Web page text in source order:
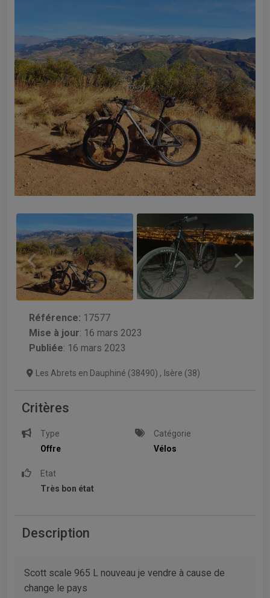
Référence: 17577
Mise à jour: 16 mars 2023
Publiée: 16 mars 2023
Les Abrets en Dauphiné (38490) , Isère (38)
Critères
Type
Offre
Catégorie
Vélos
Etat
Très bon état
Description
Scott scale 965 L nouveau je vendre à cause de
change le pays